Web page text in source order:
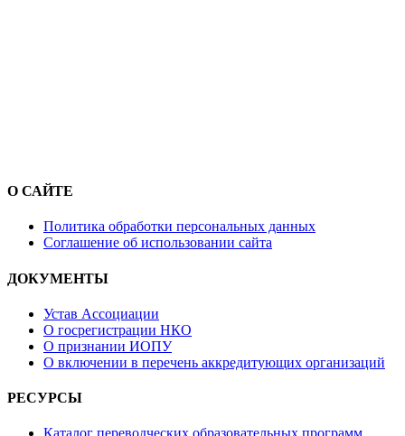
О САЙТЕ
Политика обработки персональных данных
Соглашение об использовании сайта
ДОКУМЕНТЫ
Устав Ассоциации
О госрегистрации НКО
О признании ИОПУ
О включении в перечень аккредитующих организаций
РЕСУРСЫ